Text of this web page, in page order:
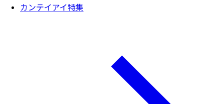
カンテイアイ特集